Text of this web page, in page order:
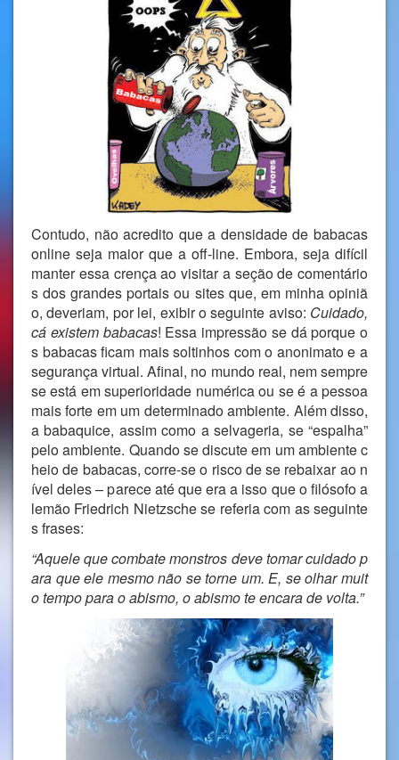
Contudo, não acredito que a densidade de babacas
online seja maior que a off-line. Embora, seja difícil
manter essa crença ao visitar a seção de comentário
s dos grandes portais ou sites que, em minha opiniã
o, deveriam, por lei, exibir o seguinte aviso: Cuidado,
cá existem babacas! Essa impressão se dá porque o
s babacas ficam mais soltinhos com o anonimato e a
segurança virtual. Afinal, no mundo real, nem sempre
se está em superioridade numérica ou se é a pessoa
mais forte em um determinado ambiente. Além disso,
a babaquice, assim como a selvageria, se “espalha”
pelo ambiente. Quando se discute em um ambiente c
heio de babacas, corre-se o risco de se rebaixar ao n
ível deles – parece até que era a isso que o filósofo a
lemão Friedrich Nietzsche se referia com as seguinte
s frases:
“Aquele que combate monstros deve tomar cuidado p
ara que ele mesmo não se torne um. E, se olhar muit
o tempo para o abismo, o abismo te encara de volta.”